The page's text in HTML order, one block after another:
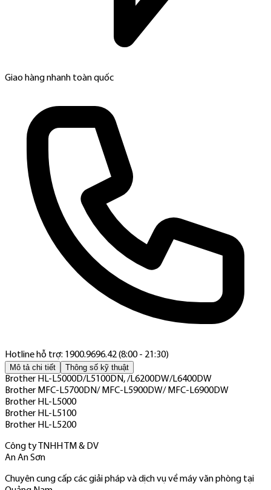
Giao hàng nhanh toàn quốc
Hotline hỗ trợ: 1900.9696.42 (8:00 - 21:30)
Mô tả chi tiết Thông số kỹ thuật
Brother HL-L5000D/L5100DN, /L6200DW/L6400DW
Brother MFC-L5700DN/ MFC-L5900DW/ MFC-L6900DW
Brother HL-L5000
Brother HL-L5100
Brother HL-L5200
Công ty TNHH TM & DV
An An Sơn
Chuyên cung cấp các giải pháp và dịch vụ về máy văn phòng tại